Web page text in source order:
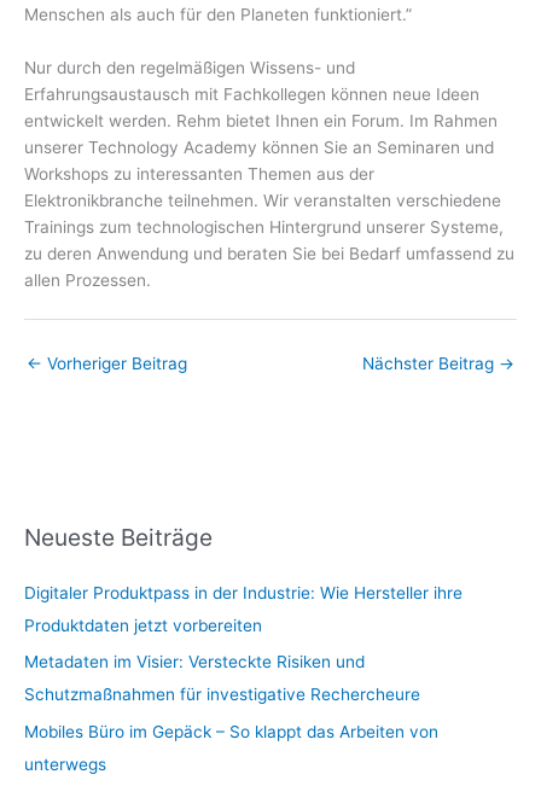
Menschen als auch für den Planeten funktioniert.”
Nur durch den regelmäßigen Wissens- und
Erfahrungsaustausch mit Fachkollegen können neue Ideen
entwickelt werden. Rehm bietet Ihnen ein Forum. Im Rahmen
unserer Technology Academy können Sie an Seminaren und
Workshops zu interessanten Themen aus der
Elektronikbranche teilnehmen. Wir veranstalten verschiedene
Trainings zum technologischen Hintergrund unserer Systeme,
zu deren Anwendung und beraten Sie bei Bedarf umfassend zu
allen Prozessen.
← Vorheriger Beitrag Nächster Beitrag →
Neueste Beiträge
Digitaler Produktpass in der Industrie: Wie Hersteller ihre
Produktdaten jetzt vorbereiten
Metadaten im Visier: Versteckte Risiken und
Schutzmaßnahmen für investigative Rechercheure
Mobiles Büro im Gepäck – So klappt das Arbeiten von
unterwegs